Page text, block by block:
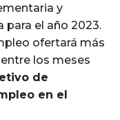
y
para el año 2023.
ofertará más
los meses
de
en el